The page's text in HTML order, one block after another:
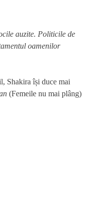
auzite. Politicile de
oamenilor
Shakira își duce mai
(Femeile nu mai plâng)